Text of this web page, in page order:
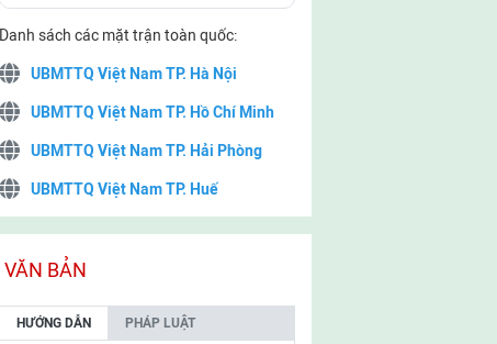
Danh sách các mặt trận toàn quốc:
UBMTTQ Việt Nam TP. Hà Nội
UBMTTQ Việt Nam TP. Hồ Chí Minh
UBMTTQ Việt Nam TP. Hải Phòng
UBMTTQ Việt Nam TP. Huế
UBMTTQ Việt Nam TP. Cần Thơ
UBMTTQ Việt Nam tỉnh Quảng Ninh
VĂN BẢN
HƯỚNG DẪN PHÁP LUẬT